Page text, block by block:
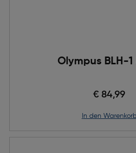
Olympus BLH-
€ 84,99
in den